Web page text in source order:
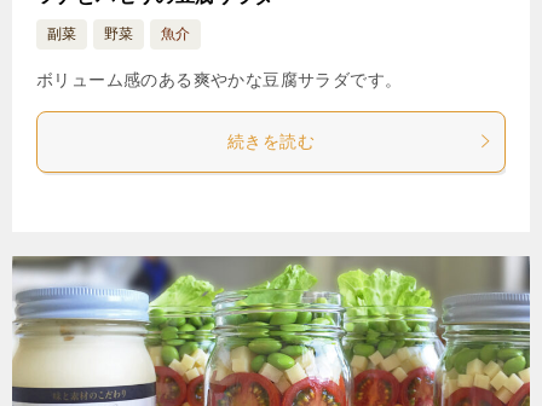
副菜 野菜 魚介
ボリューム感のある爽やかな豆腐サラダです。
続きを読む